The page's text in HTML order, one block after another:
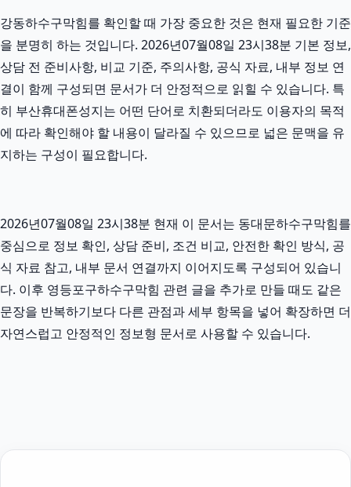
강동하수구막힘를 확인할 때 가장 중요한 것은 현재 필요한 기준
을 분명히 하는 것입니다. 2026년07월08일 23시38분 기본 정보,
상담 전 준비사항, 비교 기준, 주의사항, 공식 자료, 내부 정보 연
결이 함께 구성되면 문서가 더 안정적으로 읽힐 수 있습니다. 특
히 부산휴대폰성지는 어떤 단어로 치환되더라도 이용자의 목적
에 따라 확인해야 할 내용이 달라질 수 있으므로 넓은 문맥을 유
지하는 구성이 필요합니다.
2026년07월08일 23시38분 현재 이 문서는 동대문하수구막힘를
중심으로 정보 확인, 상담 준비, 조건 비교, 안전한 확인 방식, 공
식 자료 참고, 내부 문서 연결까지 이어지도록 구성되어 있습니
다. 이후 영등포구하수구막힘 관련 글을 추가로 만들 때도 같은
문장을 반복하기보다 다른 관점과 세부 항목을 넣어 확장하면 더
자연스럽고 안정적인 정보형 문서로 사용할 수 있습니다.